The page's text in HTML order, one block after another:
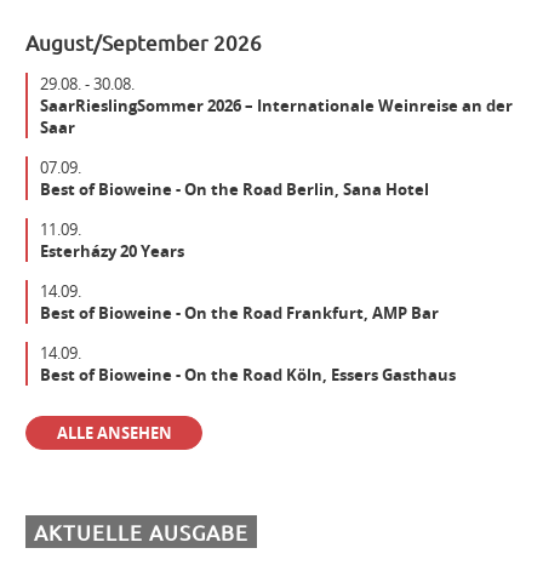
Senior Brand Builder (m/w/d)
Maschinist Weinbau/Landwirt (m/w/d)
Landmaschinenmechatroniker Weinbau (m/w/d)
Gebietsverkaufsleiter WEST (m/w/d)
Der beste Weinfachhandel 2024 sucht Verstärkung
Einkäufer/Einkäuferin Wein (m/w/d) für den operativen Einkauf
August/September 2026
29.08. - 30.08.
SaarRieslingSommer 2026 – Internationale Weinreise an der
Saar
07.09.
Best of Bioweine - On the Road Berlin, Sana Hotel
11.09.
Esterházy 20 Years
14.09.
Best of Bioweine - On the Road Frankfurt, AMP Bar
14.09.
Best of Bioweine - On the Road Köln, Essers Gasthaus
ALLE ANSEHEN
AKTUELLE AUSGABE